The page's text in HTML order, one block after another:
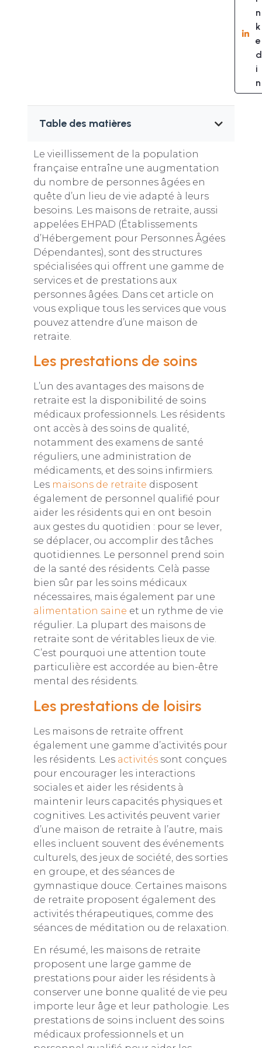
n
k
e
d
i
n
Table des matières
Le vieillissement de la population
française entraîne une augmentation
du nombre de personnes âgées en
quête d’un lieu de vie adapté à leurs
besoins. Les maisons de retraite, aussi
appelées EHPAD (Établissements
d’Hébergement pour Personnes Âgées
Dépendantes), sont des structures
spécialisées qui offrent une gamme de
services et de prestations aux
personnes âgées. Dans cet article on
vous explique tous les services que vous
pouvez attendre d’une maison de
retraite.
Les prestations de soins
L’un des avantages des maisons de
retraite est la disponibilité de soins
médicaux professionnels. Les résidents
ont accès à des soins de qualité,
notamment des examens de santé
réguliers, une administration de
médicaments, et des soins infirmiers.
Les maisons de retraite disposent
également de personnel qualifié pour
aider les résidents qui en ont besoin
aux gestes du quotidien : pour se lever,
se déplacer, ou accomplir des tâches
quotidiennes. Le personnel prend soin
de la santé des résidents. Celà passe
bien sûr par les soins médicaux
nécessaires, mais également par une
alimentation saine et un rythme de vie
régulier. La plupart des maisons de
retraite sont de véritables lieux de vie.
C’est pourquoi une attention toute
particulière est accordée au bien-être
mental des résidents.
Les prestations de loisirs
Les maisons de retraite offrent
également une gamme d’activités pour
les résidents. Les activitéssont conçues
pour encourager les interactions
sociales et aider les résidents à
maintenir leurs capacités physiques et
cognitives. Les activités peuvent varier
d’une maison de retraite à l’autre, mais
elles incluent souvent des événements
culturels, des jeux de société, des sorties
en groupe, et des séances de
gymnastique douce. Certaines maisons
de retraite proposent également des
activités thérapeutiques, comme des
séances de méditation ou de relaxation.
En résumé, les maisons de retraite
proposent une large gamme de
prestations pour aider les résidents à
conserver une bonne qualité de vie peu
importe leur âge et leur pathologie. Les
prestations de soins incluent des soins
médicaux professionnels et un